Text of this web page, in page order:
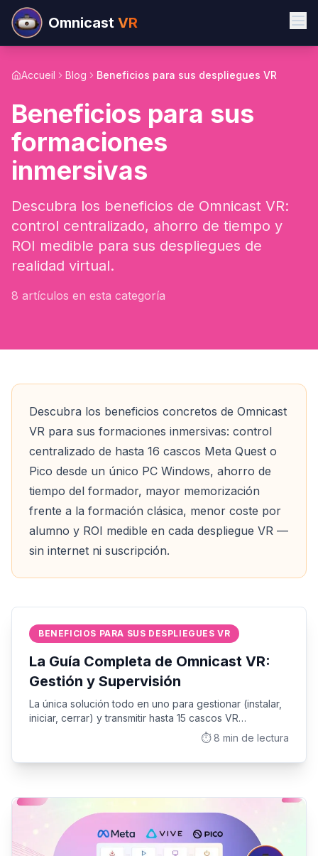
Omnicast VR
Accueil Blog Beneficios para sus despliegues VR
Beneficios para sus
formaciones
inmersivas
Descubra los beneficios de Omnicast VR:
control centralizado, ahorro de tiempo y
ROI medible para sus despliegues de
realidad virtual.
8 artículos en esta categoría
Descubra los beneficios concretos de Omnicast
VR para sus formaciones inmersivas: control
centralizado de hasta 16 cascos Meta Quest o
Pico desde un único PC Windows, ahorro de
tiempo del formador, mayor memorización
frente a la formación clásica, menor coste por
alumno y ROI medible en cada despliegue VR —
sin internet ni suscripción.
BENEFICIOS PARA SUS DESPLIEGUES VR
La Guía Completa de Omnicast VR:
Gestión y Supervisión
La única solución todo en uno para gestionar (instalar,
iniciar, cerrar) y transmitir hasta 15 cascos VR
multimarca, con o sin conexión a Internet. El eslabón
perdido para el éxito de sus sesiones en vivo.
⏱️8 min de lectura